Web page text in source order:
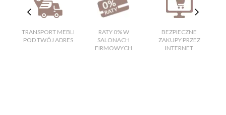
TRANSPORT MEBLI
POD TWÓJ ADRES
RATY 0% W
SALONACH
FIRMOWYCH
BEZPIECZNE
ZAKUPY PRZEZ
INTERNET